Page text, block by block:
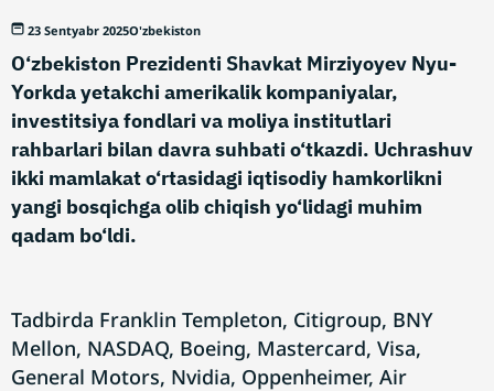
23 Sentyabr 2025O'zbekiston
O‘zbekiston Prezidenti Shavkat Mirziyoyev Nyu-
Yorkda yetakchi amerikalik kompaniyalar,
investitsiya fondlari va moliya institutlari
rahbarlari bilan davra suhbati o‘tkazdi. Uchrashuv
ikki mamlakat o‘rtasidagi iqtisodiy hamkorlikni
yangi bosqichga olib chiqish yo‘lidagi muhim
qadam bo‘ldi.
Tadbirda Franklin Templeton, Citigroup, BNY
Mellon, NASDAQ, Boeing, Mastercard, Visa,
General Motors, Nvidia, Oppenheimer, Air